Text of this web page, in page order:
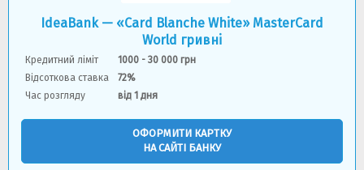
IdeaBank — «Card Blanche White» MasterCard
World гривнi
Кредитний ліміт
1000 - 30 000 грн
Відсоткова ставка
72%
Час розгляду
від 1 дня
ОФОРМИТИ КАРТКУ
НА САЙТІ БАНКУ